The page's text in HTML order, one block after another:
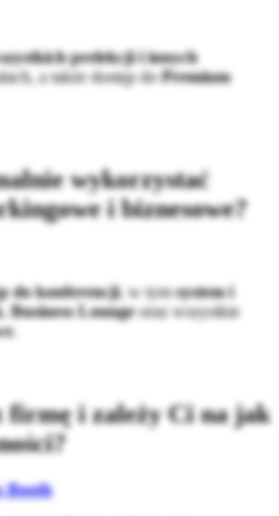
prelekcji i innych
a także dostęp doPremium
wykorzystać
i biznesowe?
do konferencji, w tymsystem i
, Business Loungeoraz wszystkie
.
firmę i zależy Ci na jak
Booth